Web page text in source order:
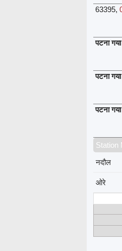
63395,
पटना
पटना
पटना
Station
नदौल
ओरे